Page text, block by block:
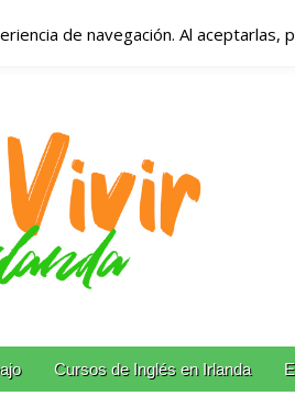
Irlanda –
y trabajan en Irlanda!
Cursos de Inglés en Irlanda
de navegación. Al